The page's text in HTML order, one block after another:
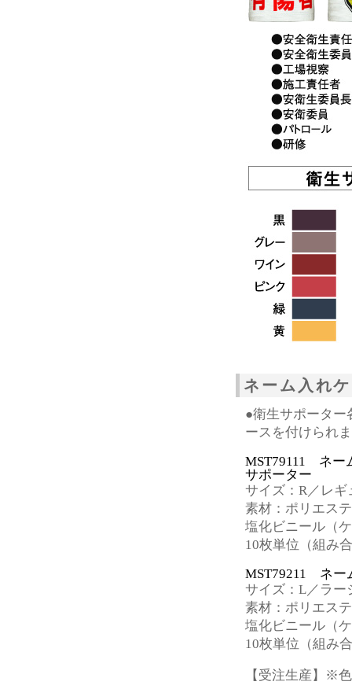
ネーム入れ
●衛生サポーター
ースを付けられ
MST79111 ネー
サポーター
サイズ：R／レギ
素材：ポリエス
塩化ビニール（
10枚単位（組み
MST79211 ネー
サイズ：L／ラー
素材：ポリエス
塩化ビニール（
10枚単位（組み
【受注生産】※